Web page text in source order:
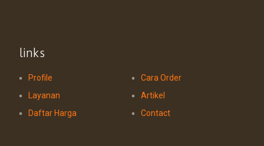
links
Profile
Layanan
Daftar Harga
Cara Order
Artikel
Contact